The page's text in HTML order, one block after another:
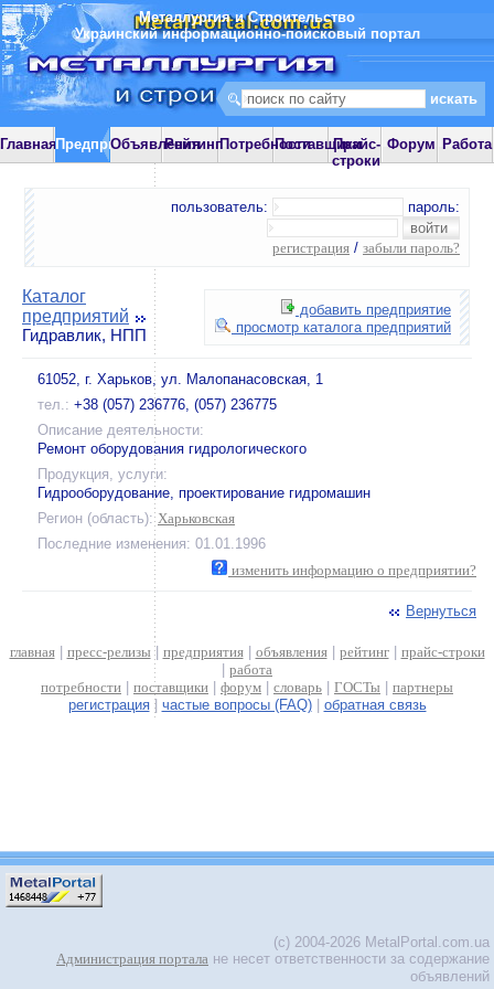
Металлургия и Строительство
Украинский информационно-поисковый портал
ГлавнаяПредприятияОбъявления
РейтингПотребностиПоставщики
Прайс-
строки
Форум Работа
пользователь: пароль:
регистрация / забыли пароль?
добавить предприятие
просмотр каталога предприятий
Каталог
предприятий
Гидравлик, НПП
61052, г. Харьков, ул. Малопанасовская, 1
тел.: +38 (057) 236776, (057) 236775
Описание деятельности:
Ремонт оборудования гидрологического
Продукция, услуги:
Гидрооборудование, проектирование гидромашин
Регион (область): Харьковская
Последние изменения: 01.01.1996
изменить информацию о предприятии?
Вернуться
главная| пресс-релизы | предприятия| объявления| рейтинг| прайс-строки
работа
потребности
поставщики форум словарь ГОСТы
партнеры
регистрация| частые вопросы (FAQ)| обратная связь
(c) 2004-2026 MetalPortal.com.ua
Администрация портала не несет ответственности за содержание
объявлений